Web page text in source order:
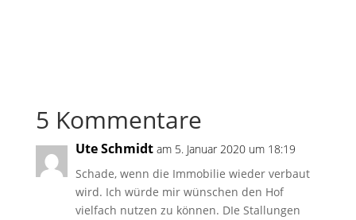
5 Kommentare
Ute Schmidt am 5. Januar 2020 um 18:19
Schade, wenn die Immobilie wieder verbaut
wird. Ich würde mir wünschen den Hof
vielfach nutzen zu können. DIe Stallungen